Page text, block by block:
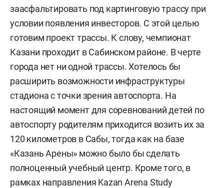
заасфальтировать под картинговую трассу при
условии появления инвесторов. С этой целью
готовим проект трассы. К слову, чемпионат
Казани проходит в Сабинском районе. В черте
города нет ни одной трассы. Хотелось бы
расширить возможности инфраструктуры
стадиона с точки зрения автоспорта. На
настоящий момент для соревнований детей по
автоспорту родителям приходится возить их за
120 километров в Сабы, тогда как на базе
«Казань Арены» можно было бы сделать
полноценный учебный центр. Кроме того, в
рамках направления Kazan Arena Study